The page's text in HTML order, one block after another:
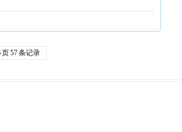
页57条记录